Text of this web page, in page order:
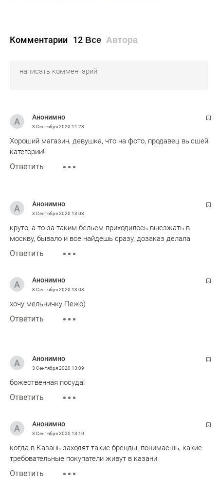
Комментарии 12 Все Автора
Анонимно
3 Сентября 2020 11:23
Хороший магазин, девушка, что на фото, продавец высшей
категории!
Ответить
Анонимно
3 Сентября 2020 13:08
круто, а то за таким бельем приходилось выезжать в
москву, бывало и все найдешь сразу, дозаказ делала
Ответить
Анонимно
3 Сентября 2020 13:08
хочу мельничку Пежо)
Ответить
Анонимно
3 Сентября 2020 13:09
божественная посуда!
Ответить
Анонимно
3 Сентября 2020 13:10
когда в Казань заходят такие бренды, понимаешь, какие
требовательные покупатели живут в казани
Ответить